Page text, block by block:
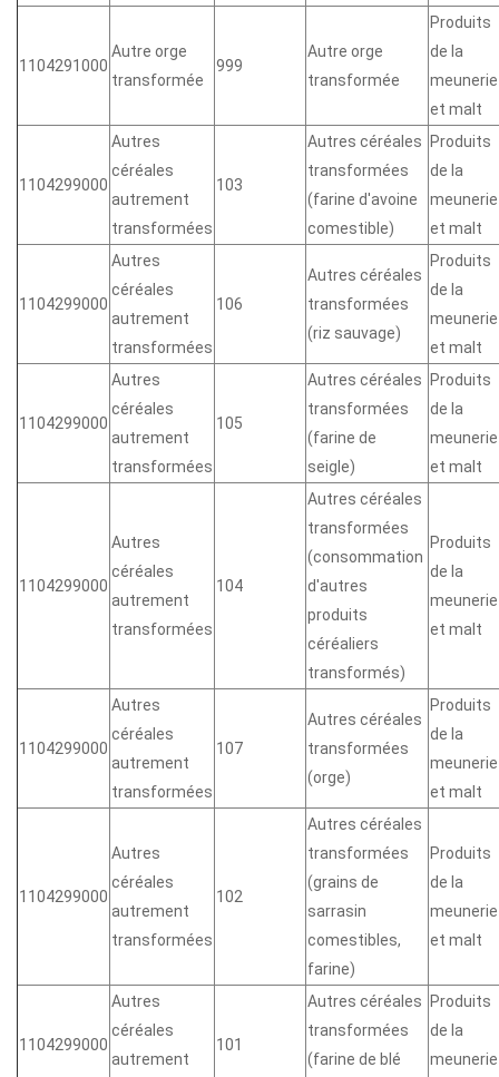
1104291000
Autre orge
transformée
999
Autre orge
transformée
Produits
de la
meunerie
et malt
1104299000
Autres
céréales
autrement
transformées
103
Autres céréales
transformées
(farine d'avoine
comestible)
Produits
de la
meunerie
et malt
1104299000
Autres
céréales
autrement
transformées
106
Autres céréales
transformées
(riz sauvage)
Produits
de la
meunerie
et malt
1104299000
Autres
céréales
autrement
transformées
105
Autres céréales
transformées
(farine de
seigle)
Produits
de la
meunerie
et malt
1104299000
Autres
céréales
autrement
transformées
104
Autres céréales
transformées
(consommation
d'autres
produits
céréaliers
transformés)
Produits
de la
meunerie
et malt
1104299000
Autres
céréales
autrement
transformées
107
Autres céréales
transformées
(orge)
Produits
de la
meunerie
et malt
1104299000
Autres
céréales
autrement
transformées
102
Autres céréales
transformées
(grains de
sarrasin
comestibles,
farine)
Produits
de la
meunerie
et malt
1104299000
Autres
céréales
autrement
101
Autres céréales
transformées
(farine de blé
Produits
de la
meunerie